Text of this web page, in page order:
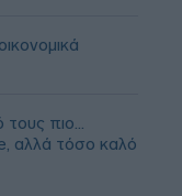
τους πιο...
αλλά τόσο καλό